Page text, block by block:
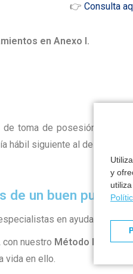
y
👉 Consulta
en Anexo I.
de toma de posesión será de
hábil siguiente al de
de un buen puesto
en ayudarte a
con nuestro Método
vida en ello.